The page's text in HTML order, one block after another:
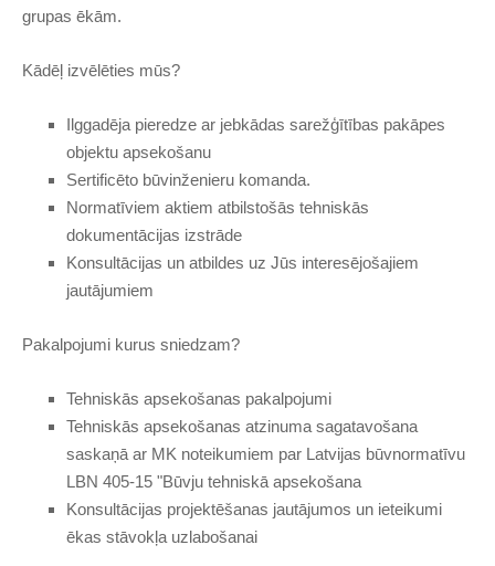
grupas ēkām.
Kādēļ izvēlēties mūs?
Ilggadēja pieredze ar jebkādas sarežģītības pakāpes
objektu apsekošanu
Sertificēto būvinženieru komanda.
Normatīviem aktiem atbilstošās tehniskās
dokumentācijas izstrāde
Konsultācijas un atbildes uz Jūs interesējošajiem
jautājumiem
Pakalpojumi kurus sniedzam?
Tehniskās apsekošanas pakalpojumi
Tehniskās apsekošanas atzinuma sagatavošana
saskaņā ar MK noteikumiem par Latvijas būvnormatīvu
LBN 405-15 "Būvju tehniskā apsekošana
Konsultācijas projektēšanas jautājumos un ieteikumi
ēkas stāvokļa uzlabošanai